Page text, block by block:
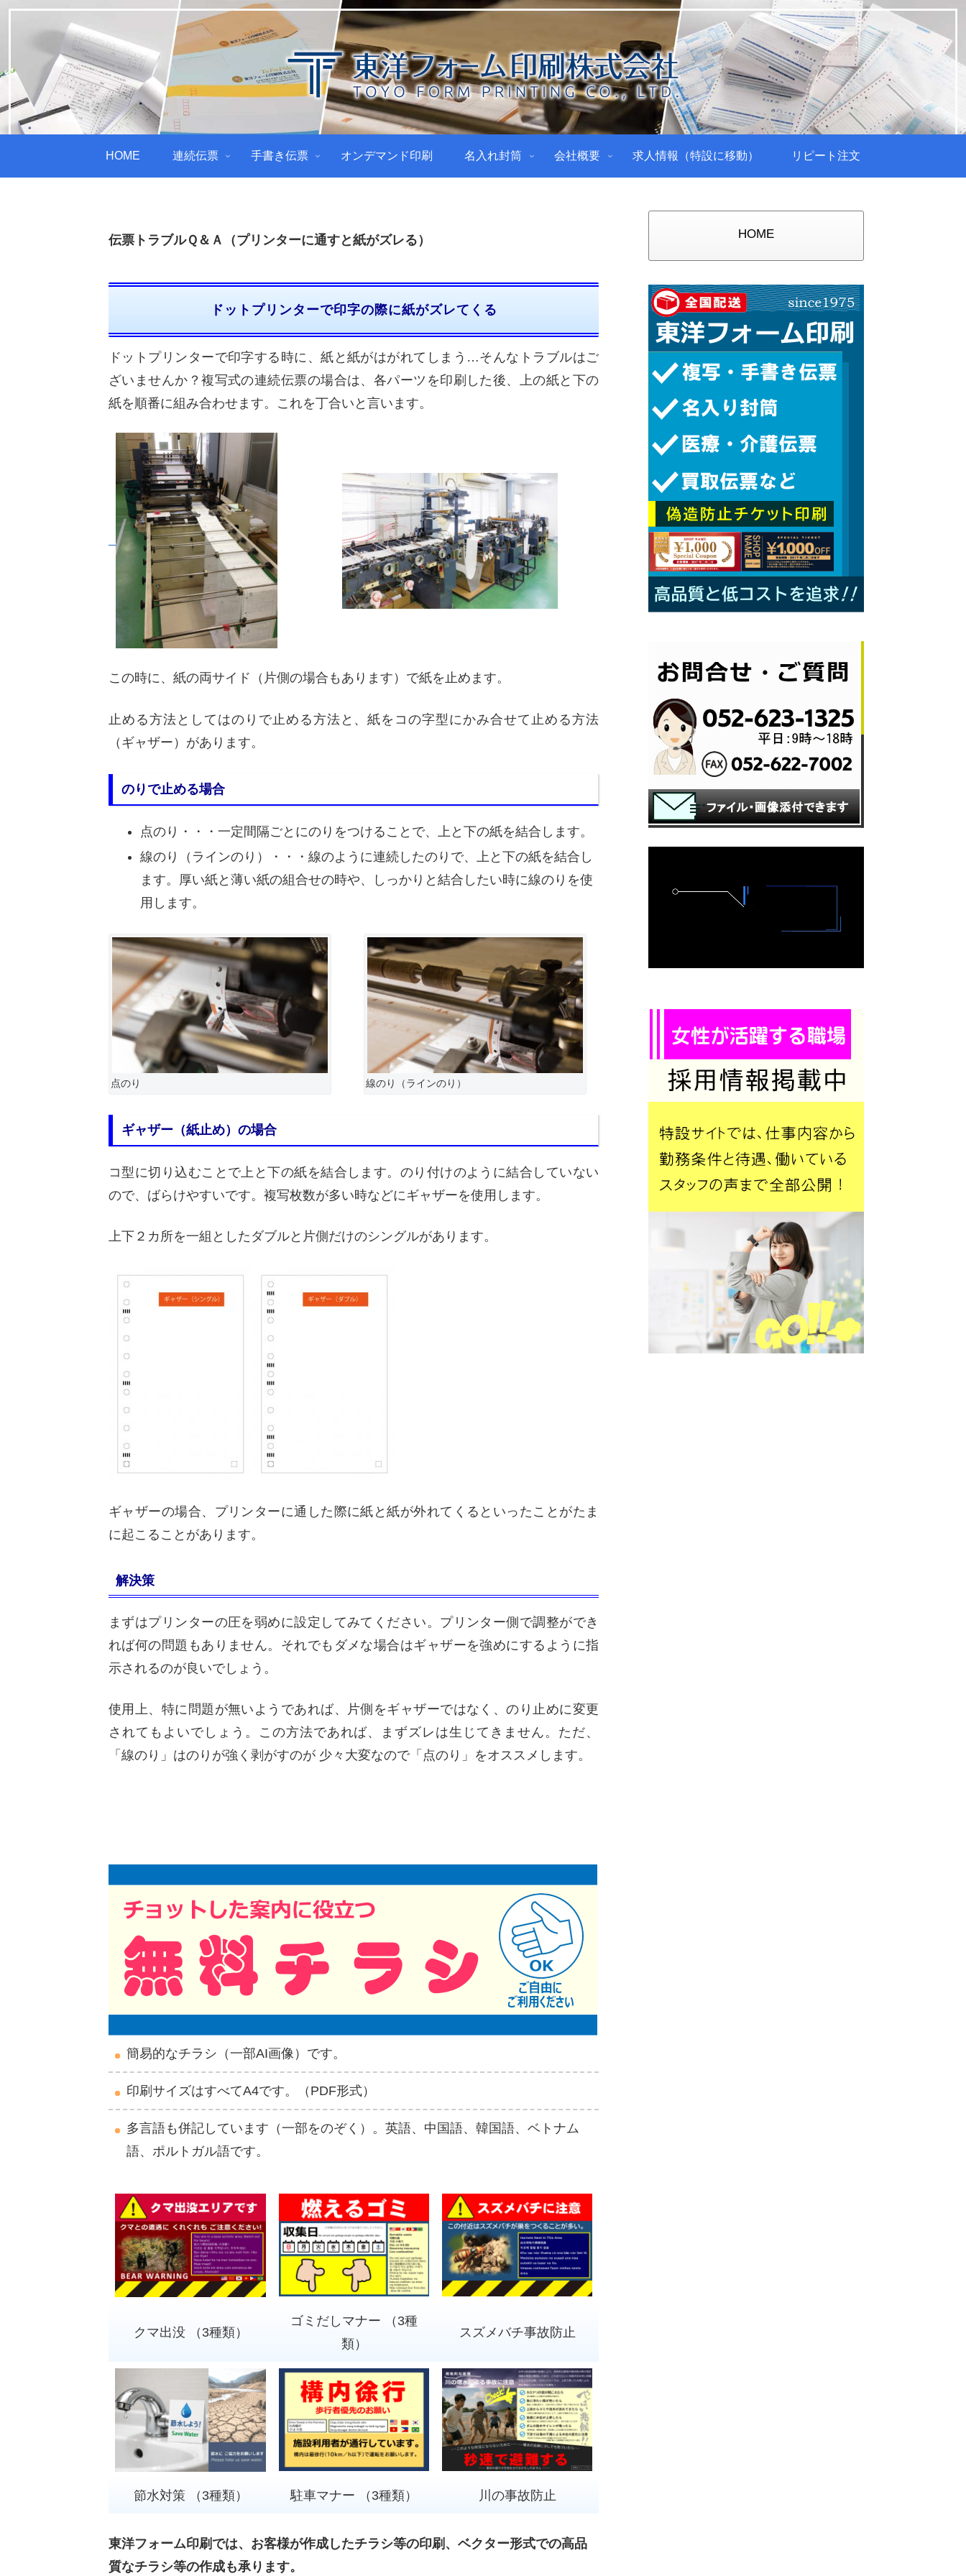
HOME 連続伝票 手書き伝票 オンデマンド印刷 名入れ封筒 会社概要 求人情報（特設に移動） リピート注文
伝票トラブルＱ＆Ａ（プリンターに通すと紙がズレる）
ドットプリンターで印字の際に紙がズレてくる
ドットプリンターで印字する時に、紙と紙がはがれてしまう…そんなトラブルはご
ざいませんか？複写式の連続伝票の場合は、各パーツを印刷した後、上の紙と下の
紙を順番に組み合わせます。これを丁合いと言います。
この時に、紙の両サイド（片側の場合もあります）で紙を止めます。
止める方法としてはのりで止める方法と、紙をコの字型にかみ合せて止める方法
（ギャザー）があります。
のりで止める場合
点のり・・・一定間隔ごとにのりをつけることで、上と下の紙を結合します。
線のり（ラインのり）・・・線のように連続したのりで、上と下の紙を結合し
ます。厚い紙と薄い紙の組合せの時や、しっかりと結合したい時に線のりを使
用します。
点のり 線のり（ラインのり）
ギャザー（紙止め）の場合
コ型に切り込むことで上と下の紙を結合します。のり付けのように結合していない
ので、ばらけやすいです。複写枚数が多い時などにギャザーを使用します。
上下２カ所を一組としたダブルと片側だけのシングルがあります。
ギャザーの場合、プリンターに通した際に紙と紙が外れてくるといったことがたま
に起こることがあります。
解決策
まずはプリンターの圧を弱めに設定してみてください。プリンター側で調整ができ
れば何の問題もありません。それでもダメな場合はギャザーを強めにするように指
示されるのが良いでしょう。
使用上、特に問題が無いようであれば、片側をギャザーではなく、のり止めに変更
されてもよいでしょう。この方法であれば、まずズレは生じてきません。ただ、
「線のり」はのりが強く剥がすのが 少々大変なので「点のり」をオススメします。
簡易的なチラシ（一部AI画像）です。
印刷サイズはすべてA4です。（PDF形式）
多言語も併記しています（一部をのぞく）。英語、中国語、韓国語、ベトナム
語、ポルトガル語です。
クマ出没 （3種類）
ゴミだしマナー （3種
類）
スズメバチ事故防止
節水対策 （3種類） 駐車マナー （3種類） 川の事故防止
東洋フォーム印刷では、お客様が作成したチラシ等の印刷、ベクター形式での高品
質なチラシ等の作成も承ります。
HOME